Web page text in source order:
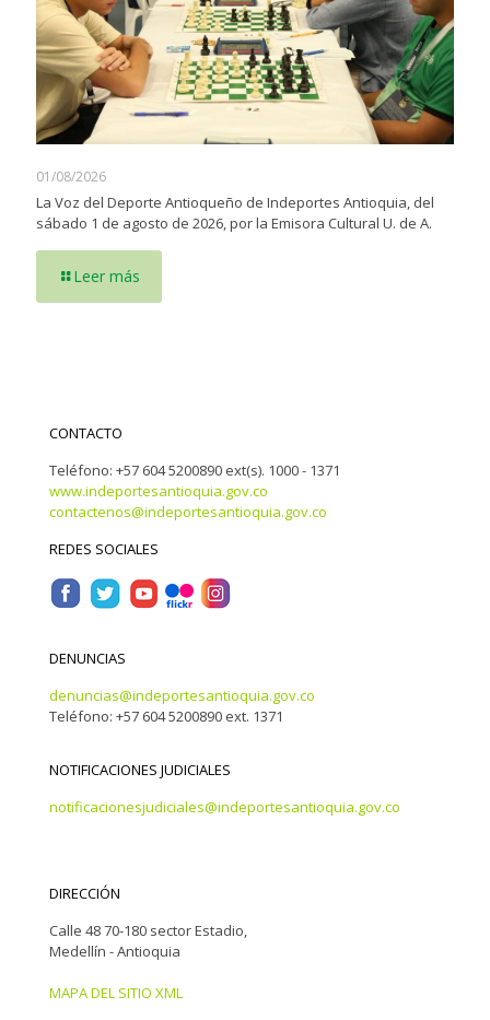
01/08/2026
La Voz del Deporte Antioqueño de Indeportes Antioquia, del
sábado 1 de agosto de 2026, por la Emisora Cultural U. de A.
Leer más
CONTACTO
Teléfono: +57 604 5200890 ext(s). 1000 - 1371
www.indeportesantioquia.gov.co
contactenos@indeportesantioquia.gov.co
REDES SOCIALES
DENUNCIAS
denuncias@indeportesantioquia.gov.co
Teléfono: +57 604 5200890 ext. 1371
NOTIFICACIONES JUDICIALES
notificacionesjudiciales@indeportesantioquia.gov.co
DIRECCIÓN
Calle 48 70-180 sector Estadio,
Medellín - Antioquia
MAPA DEL SITIO XML